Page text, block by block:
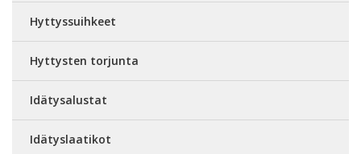
Hyttyssuihkeet
Hyttysten torjunta
Idätysalustat
Idätyslaatikot